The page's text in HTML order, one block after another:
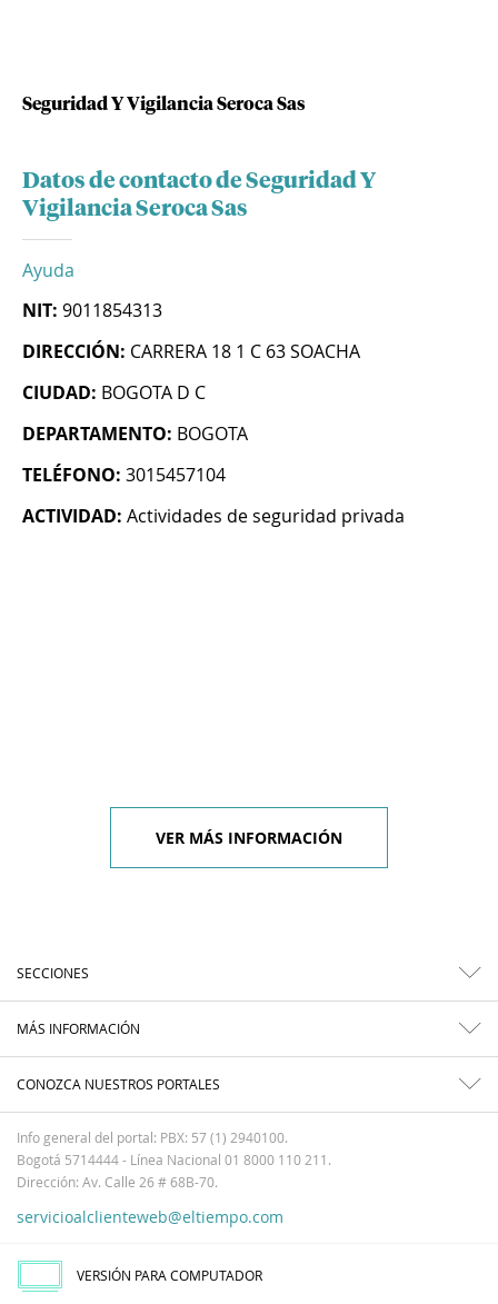
Seguridad Y Vigilancia Seroca Sas
Datos de contacto de Seguridad Y
Vigilancia Seroca Sas
Ayuda
NIT: 9011854313
DIRECCIÓN: CARRERA 18 1 C 63 SOACHA
CIUDAD: BOGOTA D C
DEPARTAMENTO: BOGOTA
TELÉFONO: 3015457104
ACTIVIDAD: Actividades de seguridad privada
VER MÁS INFORMACIÓN
SECCIONES
MÁS INFORMACIÓN
CONOZCA NUESTROS PORTALES
Info general del portal: PBX: 57 (1) 2940100.
Bogotá 5714444 - Línea Nacional 01 8000 110 211.
Dirección: Av. Calle 26 # 68B-70.
servicioalclienteweb@eltiempo.com
VERSIÓN PARA COMPUTADOR